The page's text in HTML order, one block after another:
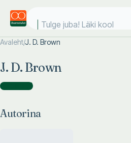
Tulge juba! Läki kooli
Avaleht/J. D. Brown
J. D. Brown
Autorina )
Autorina